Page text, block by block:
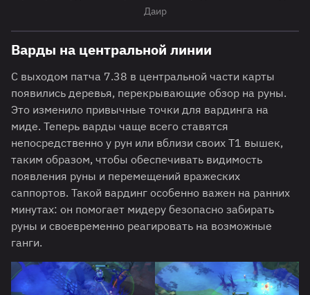
Даир
Варды на центральной линии
С выходом патча 7.38 в центральной части карты
появились деревья, перекрывающие обзор на руны.
Это изменило привычные точки для вардинга на
миде. Теперь варды чаще всего ставятся
непосредственно у рун или вблизи своих Т1 вышек,
таким образом, чтобы обеспечивать видимость
появления руны и перемещений вражеских
саппортов. Такой вардинг особенно важен на ранних
минутах: он помогает мидеру безопасно забирать
руны и своевременно реагировать на возможные
ганги.